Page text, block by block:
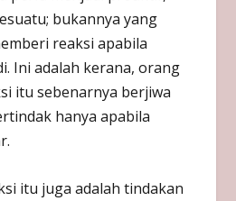
bukannya yang
reaksi apabila
Ini adalah kerana, orang
itu sebenarnya berjiwa
hanya apabila
itu juga adalah tindakan